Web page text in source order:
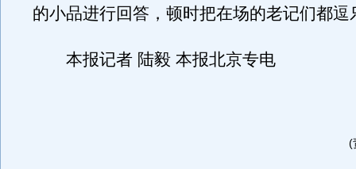
的小品进行回答，顿时把在场的老记们都逗
本报记者 陆毅 本报北京专电
(